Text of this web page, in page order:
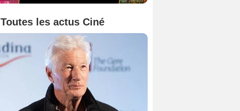
Toutes les actus Ciné